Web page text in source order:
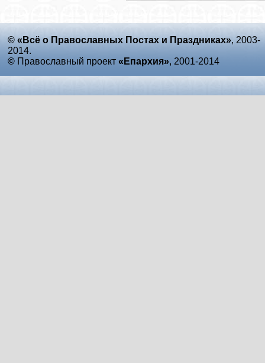
© «Всё о Православных Постах и Праздниках», 2003-
2014.
© Православный проект «Епархия», 2001-2014